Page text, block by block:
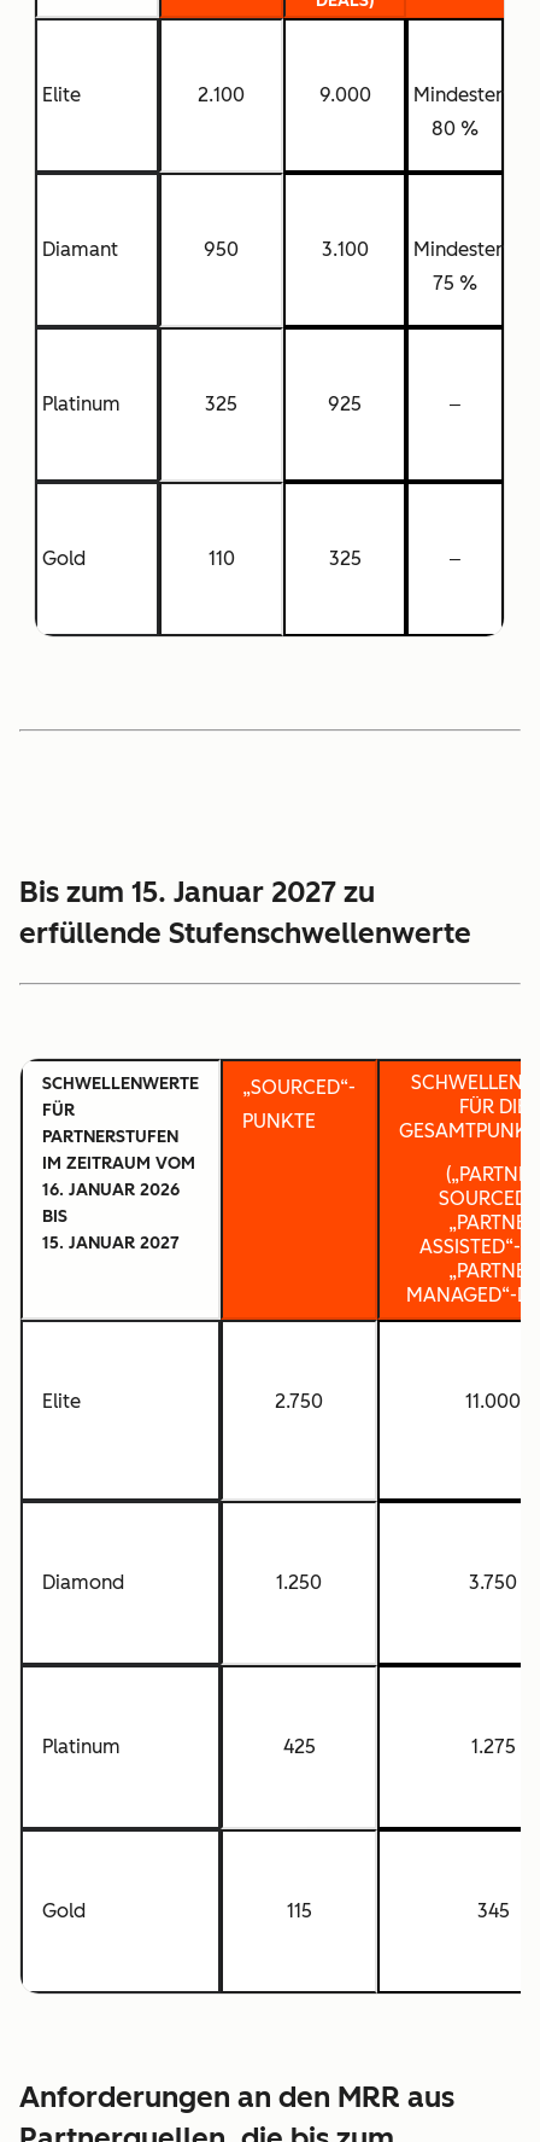
Elite 2.100 9.000
Mindestens
80 %
Diamant 950 3.100
Mindestens
75 %
Platinum 325 925 ‒
Gold 110 325 ‒
Bis zum 15. Januar 2027 zu
erfüllende Stufenschwellenwerte
SCHWELLENWERTE
FÜR
PARTNERSTUFEN
IM ZEITRAUM VOM
16. JANUAR 2026
BIS
15. JANUAR 2027
„SOURCED“-
PUNKTE
FÜR DIE
(„PARTNER
„PARTNER
ASSISTED“-
„PARTNER
MANAGED“-
Elite 2.750 11.000
Diamond 1.250 3.750
Platinum 425 1.275
Gold 115 345
Anforderungen an den MRR aus